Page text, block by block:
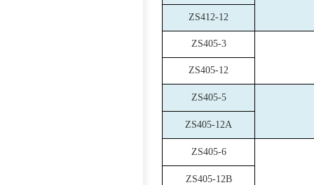
ZS412-12
ZS405-3
ZS405-12
ZS405-5
ZS405-12A
ZS405-6
ZS405-12B